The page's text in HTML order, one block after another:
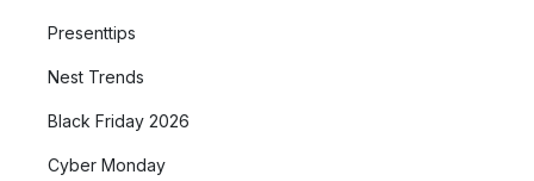
Presenttips
Nest Trends
Black Friday 2026
Cyber Monday